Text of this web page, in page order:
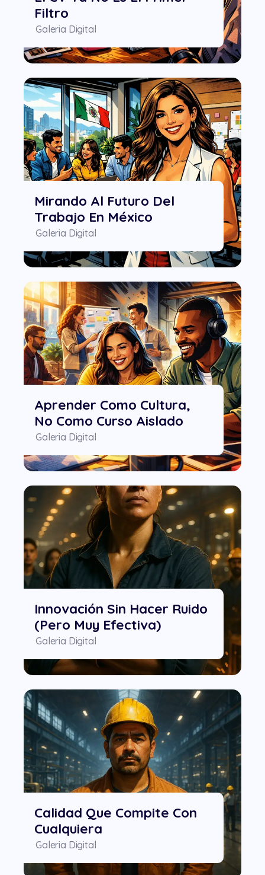
Filtro
Galeria Digital
Mirando Al Futuro Del
Trabajo En México
Galeria Digital
Aprender Como Cultura,
No Como Curso Aislado
Galeria Digital
Innovación Sin Hacer Ruido
(pero Muy Efectiva)
Galeria Digital
Calidad Que Compite Con
Cualquiera
Galeria Digital